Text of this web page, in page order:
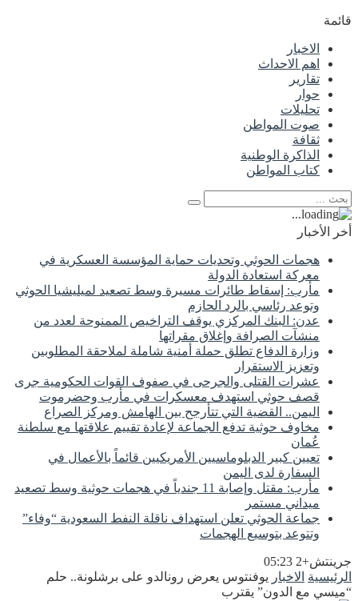
قائمة
الاخبار
اهم الاحداث
تقارير
حوار
تحليلات
صوت المواطن
ثقافة
الذاكرة الوطنية
كتاب المواطن
أخر الأخبار
هجمات الحوثي وتحديات حماية المؤسسة العسكرية في
معركة استعادة الدولة
مأرب: إسقاط طائرات مسيرة وسط تصعيد لميليشيا الحوثي
وتوعد رئاسي بالرد الحازم
عدن: البنك المركزي يوقف التراخيص الممنوحة لعدد من
منشآت الصرافة وإغلاق مقراتها
وزارة الدفاع تطلق حملة أمنية شاملة لملاحقة المطلوبين
وتعزيز الاستقرار
عشرات القتلى والجرحى في صفوف القوات الحكومية جرى
قصف حوثي استهدف معسكرات في مأرب وحضرموت
اليمن.. القضية التي تتأرجح بين الهامش ومركز الصراع
مخاوف حوثية تدفع الجماعة لإعادة تقييم علاقتها مع سلطنة
عُمان
تعيين كبير الدبلوماسيين الأمريكيين قائماً بالأعمال في
السفارة لدى اليمن
مأرب: مقتل وإصابة 11 جندياً في هجمات حوثية وسط تصعيد
ميداني مستمر
جماعة الحوثي تعلن استهداف ناقلة النفط السعودية “وفاء”
وتتوعد بتوسيع الهجمات
جرينتش+2 05:23
الرئيسية الاخبار يوفنتوس يعرض رونالدو على برشلونة.. حلم
“ميسي مع الدون” يقترب